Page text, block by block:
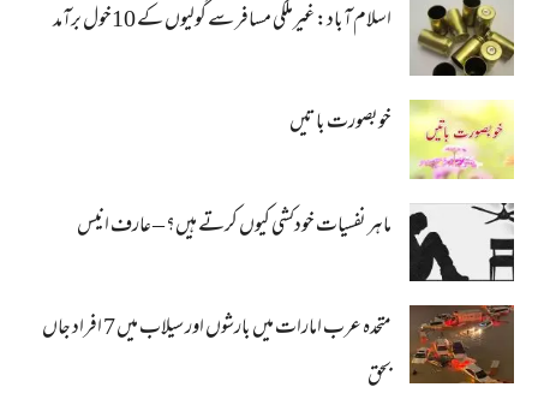
اسلام آباد: غیرملکی مسافر سے گولیوں کے 10خول برآمد
خوبصورت باتیں
ماہر نفسیات خودکشی کیوں کرتے ہیں؟ – عارف انیس
متحدہ عرب امارات میں بارشوں اور سیلاب میں 7 افراد جاں
بحق